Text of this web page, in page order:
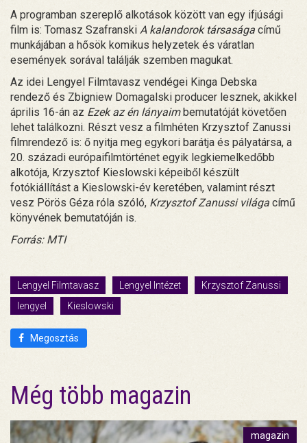
A programban szereplő alkotások között van egy ifjúsági
film is: Tomasz Szafranski A kalandorok társasága című
munkájában a hősök komikus helyzetek és váratlan
események sorával találják szemben magukat.
Az idei Lengyel Filmtavasz vendégei Kinga Debska
rendező és Zbigniew Domagalski producer lesznek, akikkel
április 16-án az Ezek az én lányaimbemutatóját követően
lehet találkozni. Részt vesz a filmhéten Krzysztof Zanussi
filmrendező is: ő nyitja meg egykori barátja és pályatársa, a
20. századi európaifilmtörténet egyik legkiemelkedőbb
alkotója, Krzysztof Kieslowski képeiből készült
fotókiállítást a Kieslowski-év keretében, valamint részt
vesz Pörös Géza róla szóló, Krzysztof Zanussi világa című
könyvének bemutatóján is.
Forrás: MTI
Lengyel Filmtavasz Lengyel Intézet
Krzysztof Zanussi
lengyel
Kieslowski
Megosztás
Még több magazin
magazin